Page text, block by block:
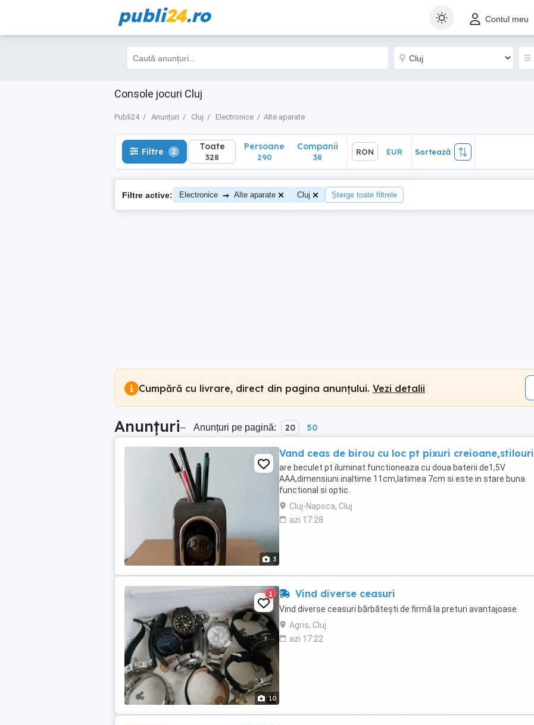
publi24.ro Contul meu
Console jocuri Cluj
Publi24 Anunțuri Cluj Electronice Alte aparate
Filtre 2 Toate
328
Sortează
Filtre 2 Toate
328
Persoane
290
Companii
38
RON EUR Sortează
Filtre active: Electronice → Alte aparate Cluj Șterge toate filtrele
Cumpără cu livrare, direct din pagina anunțului. Vezi detalii
Anunțuri– Anunțuri pe pagină: 20 50
3
Vand ceas de birou cu loc pt pixuri creioane,stilouri
are beculet pt iluminat.functioneaza cu doua baterii de1,5V
AAA,dimensiuni inaltime 11cm,latimea 7cm si este in stare buna
functional si optic.
Cluj-Napoca, Cluj
azi 17:28
10
1 Vind diverse ceasuri
Vind diverse ceasuri bărbătești de firmă la preturi avantajoase
Agris, Cluj
azi 17:22